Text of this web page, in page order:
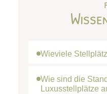
Wieviele
Wie sind die
Luxusstellplätze